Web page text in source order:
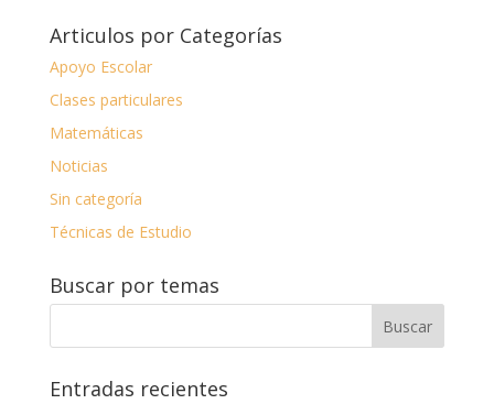
Articulos por Categorías
Apoyo Escolar
Clases particulares
Matemáticas
Noticias
Sin categoría
Técnicas de Estudio
Buscar por temas
Entradas recientes